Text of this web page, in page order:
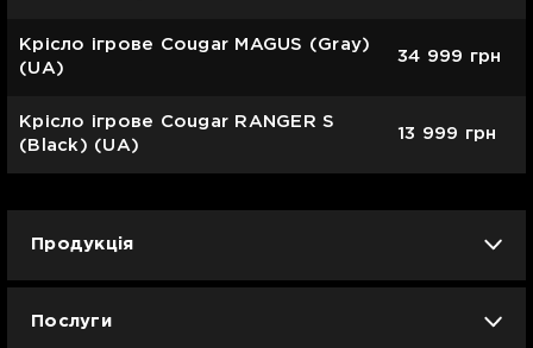
Крісло ігрове Cougar MAGUS (Gray)
(UA)
34 999 грн
Крісло ігрове Cougar RANGER S
(Black) (UA)
13 999 грн
Продукція
Послуги